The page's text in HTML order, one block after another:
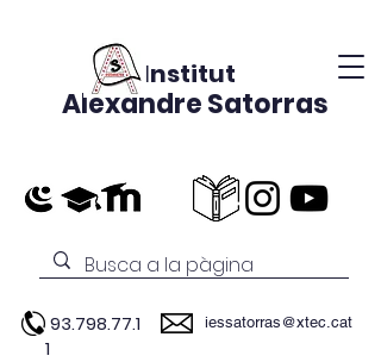
Institut
Alexandre Satorras
93.798.77.1
1
iessatorras@xtec.cat